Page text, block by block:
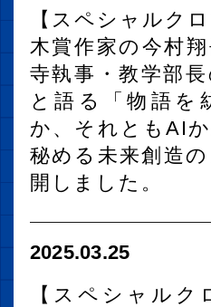
【スペシャルク
木賞作家の今村
寺執事・教学部
と語る「物語を
か、それともAI
秘める未来創造
開しました。
2025.03.25
【スペシャルク